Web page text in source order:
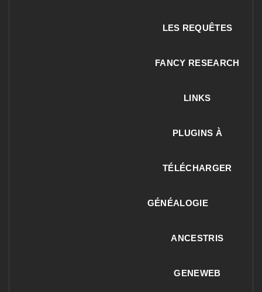
LES REQUÊTES
FANCY RESEARCH
LINKS
PLUGINS À
TÉLÉCHARGER
GÉNÉALOGIE
ANCESTRIS
GENEWEB